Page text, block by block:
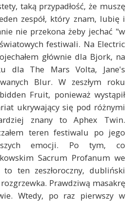
taką przypadłość, że muszę
zespół, który znam, lubię i
nie przekona żeby jechać "w
festiwali. Na Electric
głównie dla Bjork, na
dla The Mars Volta, Jane's
Blur. W zeszłym roku
Fruit, ponieważ wystąpił
ukrywający się pod różnymi
znany to Aphex Twin.
teren festiwalu po jego
emocji. Po tym, co
Sacrum Profanum we
ten zeszłoroczny, dubliński
Prawdziwą masakrę
Wtedy, po raz pierwszy w